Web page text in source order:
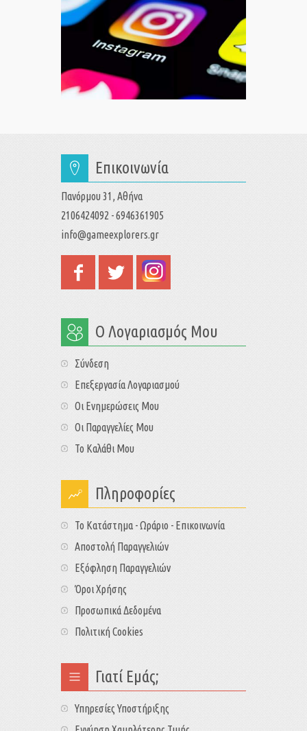
Επικοινωνία
Πανόρμου 31, Αθήνα
2106424092 - 6946361905
info@gameexplorers.gr
Ο Λογαριασμός Μου
Σύνδεση
Επεξεργασία Λογαριασμού
Οι Ενημερώσεις Μου
Οι Παραγγελίες Μου
Το Καλάθι Μου
Πληροφορίες
Το Κατάστημα - Ωράριο - Επικοινωνία
Αποστολή Παραγγελιών
Εξόφληση Παραγγελιών
Όροι Χρήσης
Προσωπικά Δεδομένα
Πολιτική Cookies
Γιατί Εμάς;
Υπηρεσίες Υποστήριξης